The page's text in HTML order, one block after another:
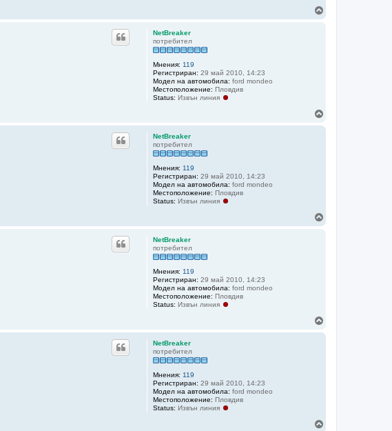
NetBreaker
потребител
Мнения: 119
Регистриран: 29 май 2010, 14:23
Модел на автомобила: ford mondeo
Местоположение: Пловдив
Status: Извън линия
NetBreaker
потребител
Мнения: 119
Регистриран: 29 май 2010, 14:23
Модел на автомобила: ford mondeo
Местоположение: Пловдив
Status: Извън линия
NetBreaker
потребител
Мнения: 119
Регистриран: 29 май 2010, 14:23
Модел на автомобила: ford mondeo
Местоположение: Пловдив
Status: Извън линия
NetBreaker
потребител
Мнения: 119
Регистриран: 29 май 2010, 14:23
Модел на автомобила: ford mondeo
Местоположение: Пловдив
Status: Извън линия